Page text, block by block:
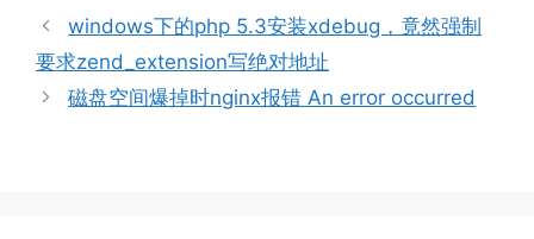
windows下的php 5.3安装xdebug，竟然强制
要求zend_extension写绝对地址
磁盘空间爆掉时nginx报错 An error occurred